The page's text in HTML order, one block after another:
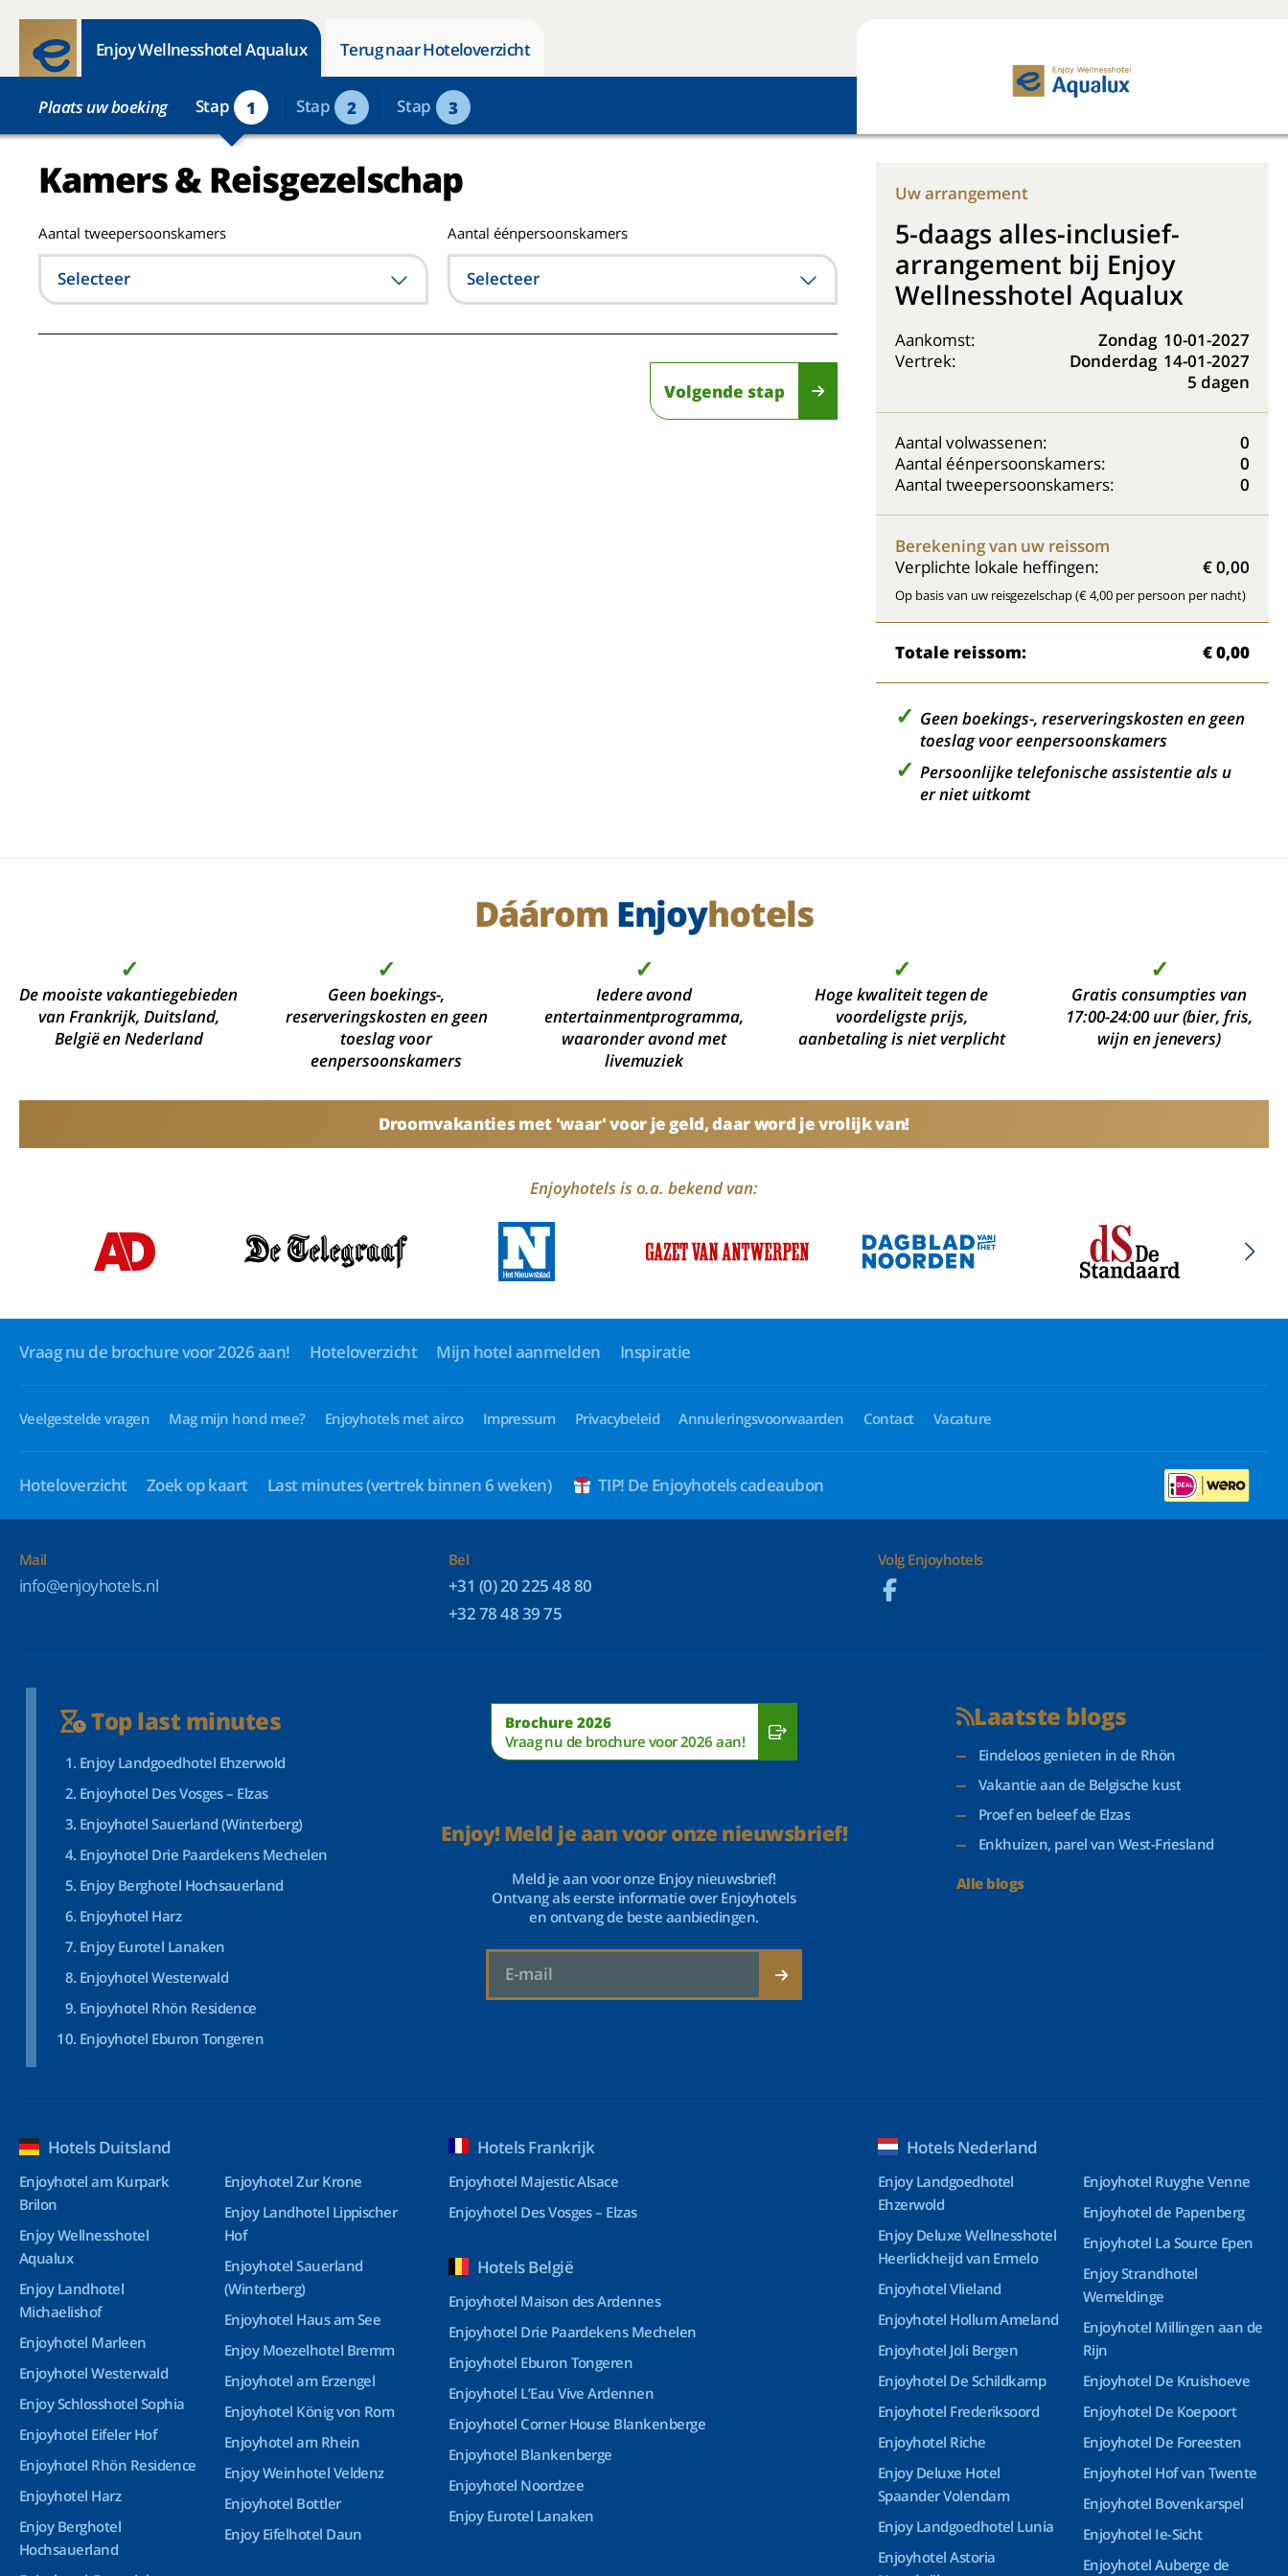
Enjoy Wellnesshotel Aqualux Terug naar Hoteloverzicht
Plaats uw boeking Stap 1 Stap 2 Stap 3
Kamers & Reisgezelschap
Aantal tweepersoonskamers
Selecteer
Aantal éénpersoonskamers
Selecteer
Volgende stap
Uw arrangement
5-daags alles-inclusief-
arrangement bij Enjoy
Wellnesshotel Aqualux
Aankomst: Zondag 10-01-2027
Vertrek:
Donderdag 14-01-2027
5 dagen
Aantal volwassenen:
0
Aantal éénpersoonskamers:
0
Aantal tweepersoonskamers:
0
Berekening van uw reissom
Verplichte lokale heffingen:
€ 0,00
Op basis van uw reisgezelschap (€ 4,00 per persoon per nacht)
Totale reissom: € 0,00
Geen boekings-, reserveringskosten en geen
toeslag voor eenpersoonskamers
Persoonlijke telefonische assistentie als u
er niet uitkomt
Dáárom Enjoyhotels
✓
De mooiste vakantiegebieden
van Frankrijk, Duitsland,
België en Nederland
✓
Geen boekings-,
reserveringskosten en geen
toeslag voor
eenpersoonskamers
✓
Iedere avond
entertainmentprogramma,
waaronder avond met
livemuziek
✓
Hoge kwaliteit tegen de
voordeligste prijs,
aanbetaling is niet verplicht
✓
Gratis consumpties van
17:00-24:00 uur (bier, fris,
wijn en jenevers)
Droomvakanties met 'waar' voor je geld, daar word je vrolijk van!
Enjoyhotels is o.a. bekend van:
Vraag nu de brochure voor 2026 aan! Hoteloverzicht Mijn hotel aanmelden Inspiratie
Veelgestelde vragen Mag mijn hond mee? Enjoyhotels met airco Impressum Privacybeleid Annuleringsvoorwaarden Contact Vacature
Hoteloverzicht Zoek op kaart Last minutes(vertrek binnen 6 weken) TIP! De Enjoyhotels cadeaubon
Mail
info@enjoyhotels.nl
Bel
+31 (0) 20 225 48 80
+32 78 48 39 75
Volg Enjoyhotels
Top last minutes
Enjoy Landgoedhotel Ehzerwold
Enjoyhotel Des Vosges – Elzas
Enjoyhotel Sauerland (Winterberg)
Enjoyhotel Drie Paardekens Mechelen
Enjoy Berghotel Hochsauerland
Enjoyhotel Harz
Enjoy Eurotel Lanaken
Enjoyhotel Westerwald
Enjoyhotel Rhön Residence
Enjoyhotel Eburon Tongeren
Brochure 2026
Vraag nu de brochure voor 2026 aan!
Enjoy! Meld je aan voor onze nieuwsbrief!
Meld je aan voor onze Enjoy nieuwsbrief!
Ontvang als eerste informatie over Enjoyhotels
en ontvang de beste aanbiedingen.
Laatste blogs
Eindeloos genieten in de Rhön
Vakantie aan de Belgische kust
Proef en beleef de Elzas
Enkhuizen, parel van West-Friesland
Alle blogs
Hotels Duitsland
Enjoyhotel am Kurpark
Brilon
Enjoy Wellnesshotel
Aqualux
Enjoy Landhotel
Michaelishof
Enjoyhotel Marleen
Enjoyhotel Westerwald
Enjoy Schlosshotel Sophia
Enjoyhotel Eifeler Hof
Enjoyhotel Rhön Residence
Enjoyhotel Harz
Enjoy Berghotel
Hochsauerland
Enjoyhotel Zur Krone
Enjoy Landhotel Lippischer
Hof
Enjoyhotel Sauerland
(Winterberg)
Enjoyhotel Haus am See
Enjoy Moezelhotel Bremm
Enjoyhotel am Erzengel
Enjoyhotel König von Rom
Enjoyhotel am Rhein
Enjoy Weinhotel Veldenz
Enjoyhotel Bottler
Enjoy Eifelhotel Daun
Hotels Frankrijk
Enjoyhotel Majestic Alsace
Enjoyhotel Des Vosges – Elzas
Hotels België
Enjoyhotel Maison des Ardennes
Enjoyhotel Drie Paardekens Mechelen
Enjoyhotel Eburon Tongeren
Enjoyhotel L’Eau Vive Ardennen
Enjoyhotel Corner House Blankenberge
Enjoyhotel Blankenberge
Enjoyhotel Noordzee
Enjoy Eurotel Lanaken
Hotels Nederland
Enjoy Landgoedhotel
Ehzerwold
Enjoy Deluxe Wellnesshotel
Heerlickheijd van Ermelo
Enjoyhotel Vlieland
Enjoyhotel Hollum Ameland
Enjoyhotel Joli Bergen
Enjoyhotel De Schildkamp
Enjoyhotel Frederiksoord
Enjoyhotel Riche
Enjoy Deluxe Hotel
Spaander Volendam
Enjoy Landgoedhotel Lunia
Enjoyhotel Astoria
Enjoyhotel Ruyghe Venne
Enjoyhotel de Papenberg
Enjoyhotel La Source Epen
Enjoy Strandhotel
Wemeldinge
Enjoyhotel Millingen aan de
Rijn
Enjoyhotel De Kruishoeve
Enjoyhotel De Koepoort
Enjoyhotel De Foreesten
Enjoyhotel Hof van Twente
Enjoyhotel Bovenkarspel
Enjoyhotel Ie-Sicht
Enjoyhotel Auberge de